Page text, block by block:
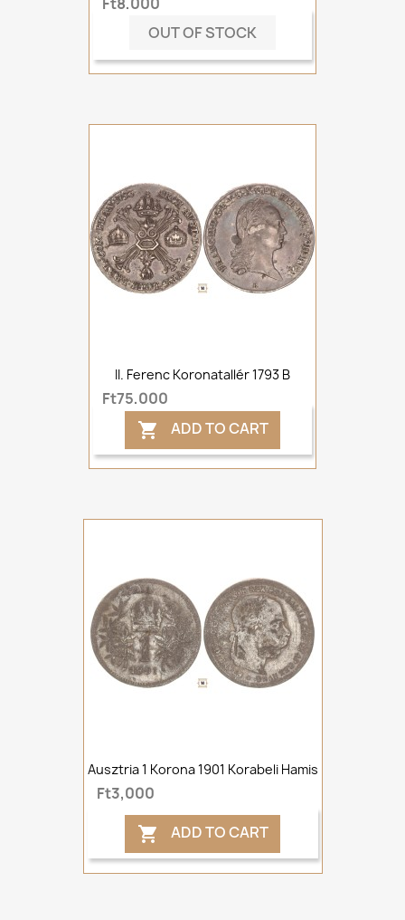
OUT OF STOCK
II. Ferenc Koronatallér 1793 B
Ft75,000
 ADD TO CART
Ausztria 1 Korona 1901 Korabeli Hamis
Ft3,000
 ADD TO CART